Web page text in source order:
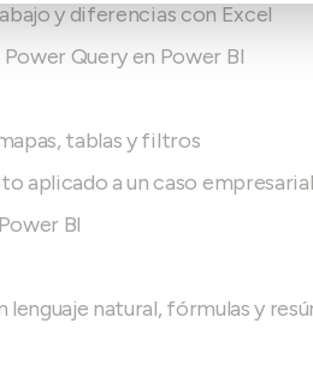
y diferencias con Excel
Query en Power BI
tablas y filtros
aplicado a un caso empresarial
BI
natural, fórmulas y